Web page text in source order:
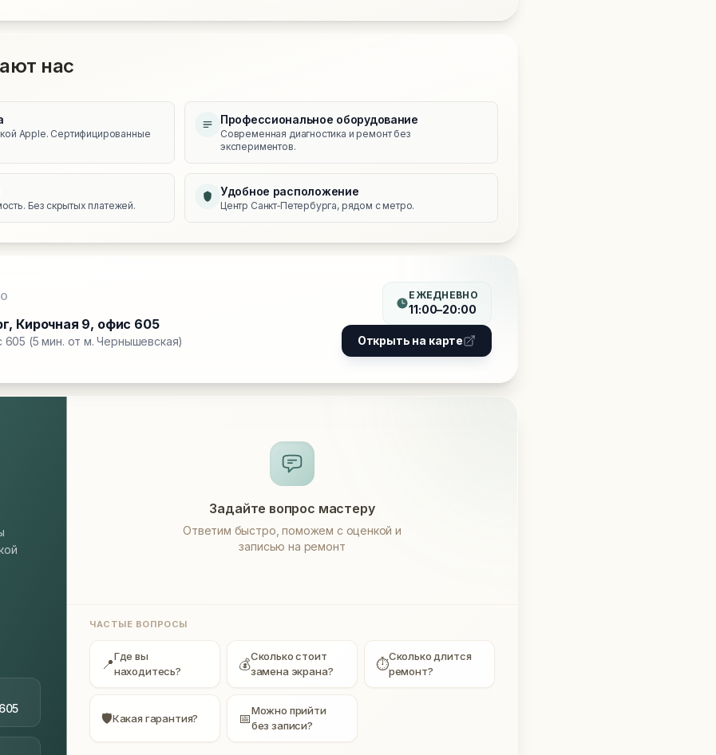
нас
Apple. Сертифицированные
Профессиональное оборудование
Современная диагностика и ремонт без
экспериментов.
Без скрытых платежей.
Удобное расположение
Центр Санкт‑Петербурга, рядом с метро.
, Кирочная 9, офис 605
605 (5 мин. от м. Чернышевская)
ЕЖЕДНЕВНО
11:00–20:00
Открыть на карте
Задайте вопрос мастеру
Ответим быстро, поможем с оценкой и
записью на ремонт
ЧАСТЫЕ ВОПРОСЫ
📍Где вы
находитесь?
💰Сколько стоит
замена экрана?
⏱Сколько длится
ремонт?
🛡Какая гарантия? 📅Можно прийти
без записи?